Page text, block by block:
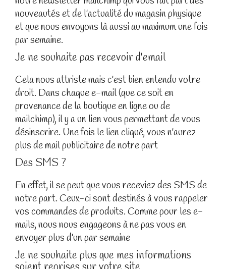
nouveautés et de l'actualité du magasin physique
et que nous envoyons là aussi au maximum une fois
par semaine.
Je ne souhaite pas recevoir d'email
Cela nous attriste mais c'est bien entendu votre
droit. Dans chaque e-mail (que ce soit en
provenance de la boutique en ligne ou de
mailchimp), il y a un lien vous permettant de vous
désinscrire. Une fois le lien cliqué, vous n'aurez
plus de mail publicitaire de notre part
Des SMS ?
En effet, il se peut que vous receviez des SMS de
notre part. Ceux-ci sont destinés à vous rappeler
vos commandes de produits. Comme pour les e-
mails, nous nous engageons à ne pas vous en
envoyer plus d'un par semaine
Je ne souhaite plus que mes informations